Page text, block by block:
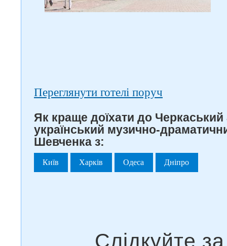
Переглянути готелі поруч
Як краще доїхати до
український музично-
Шевченка з:
Київ Харків Одеса Дніпро